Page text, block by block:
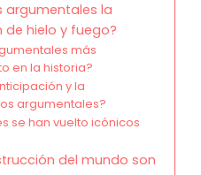
argumentales la
hielo y fuego?
más
en la historia?
y la
argumentales?
se han vuelto icónicos
del mundo son